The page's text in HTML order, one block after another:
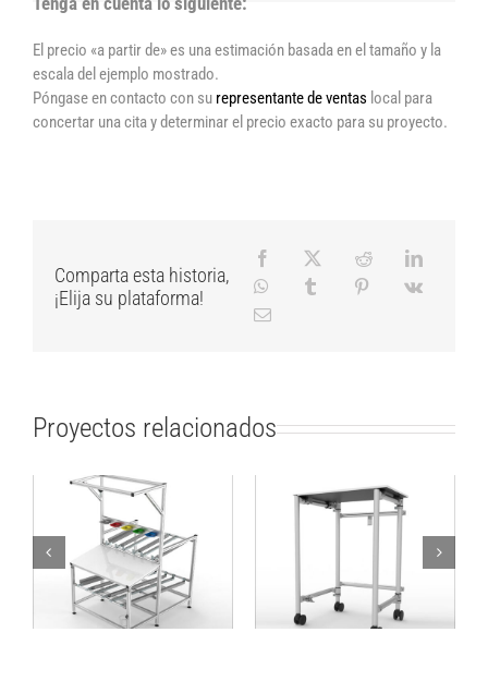
El precio «a partir de» es una estimación basada en el tamaño y la
escala del ejemplo mostrado.
Póngase en contacto con su representante de ventas local para
concertar una cita y determinar el precio exacto para su proyecto.
Comparta esta historia,
¡Elija su plataforma!
Proyectos relacionados
Mesa de trabajo de
flujo de materiales
Mesa plegable para
transporte de Cajas